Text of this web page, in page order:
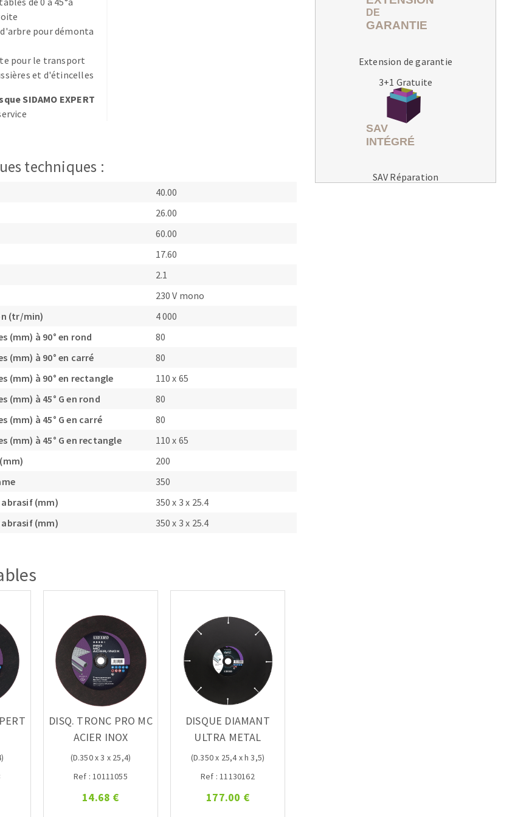
DE SURFACE
MACHINES POUR LE TRAVAIL DU
MÉTAL
Tronçonneuses
Perceuses magnétiques
OUTILS COUPANTS
pour démonta
pour le transport
et d'étincelles
SIDAMO EXPERT
techniques :
40.00
26.00
60.00
17.60
2.1
230 V mono
(tr/min)
4 000
(mm) à 90° en rond
80
(mm) à 90° en carré
80
(mm) à 90° en rectangle
110 x 65
(mm) à 45° G en rond
80
(mm) à 45° G en carré
80
(mm) à 45° G en rectangle
110 x 65
200
350
(mm)
350 x 3 x 25.4
(mm)
350 x 3 x 25.4
DISQ. TRONC PRO MC
ACIER INOX
(D.350 x 3 x 25,4)
Ref : 10111055
14.68 €
DISQUE DIAMANT
ULTRA METAL
(D.350 x 25,4 x h 3,5)
Ref : 11130162
177.00 €
Extension de garantie
3+1 Gratuite
SAV Réparation